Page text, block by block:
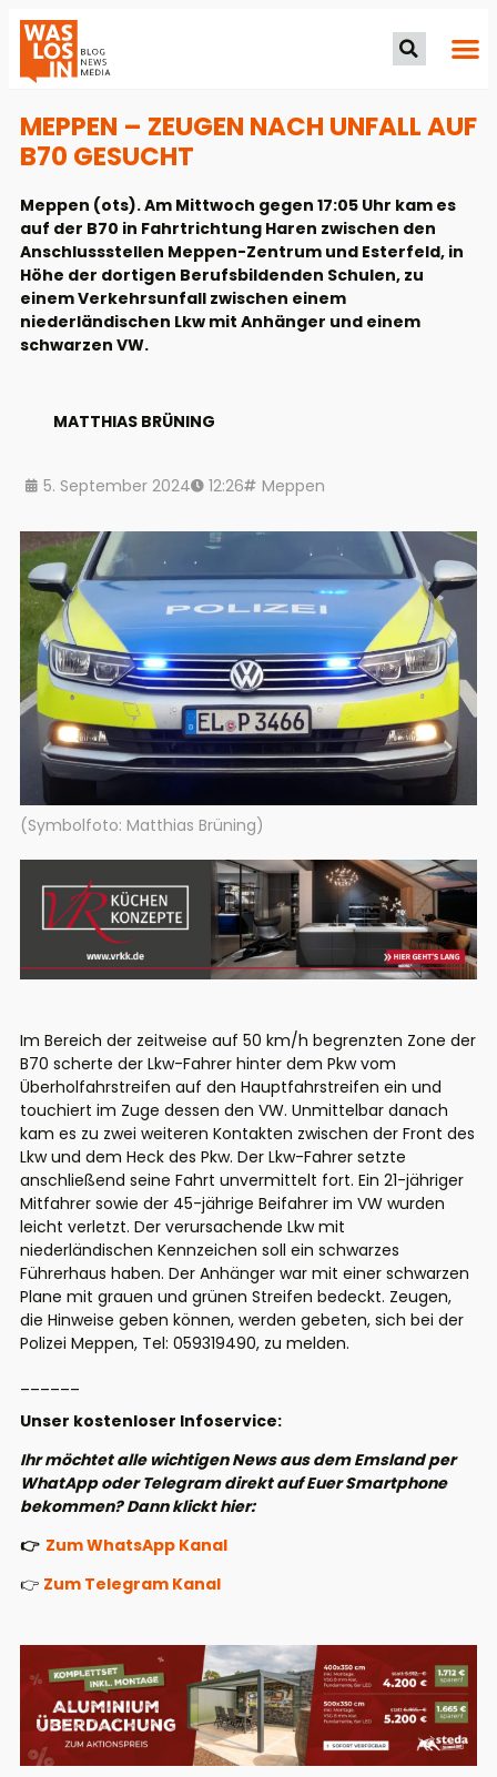
MEPPEN – ZEUGEN NACH UNFALL AUF
B70 GESUCHT
Meppen (ots). Am Mittwoch gegen 17:05 Uhr kam es
auf der B70 in Fahrtrichtung Haren zwischen den
Anschlussstellen Meppen-Zentrum und Esterfeld, in
Höhe der dortigen Berufsbildenden Schulen, zu
einem Verkehrsunfall zwischen einem
niederländischen Lkw mit Anhänger und einem
schwarzen VW.
MATTHIAS BRÜNING
5. September 2024 12:26 Meppen
(Symbolfoto: Matthias Brüning)
Im Bereich der zeitweise auf 50 km/h begrenzten Zone der
B70 scherte der Lkw-Fahrer hinter dem Pkw vom
Überholfahrstreifen auf den Hauptfahrstreifen ein und
touchiert im Zuge dessen den VW. Unmittelbar danach
kam es zu zwei weiteren Kontakten zwischen der Front des
Lkw und dem Heck des Pkw. Der Lkw-Fahrer setzte
anschließend seine Fahrt unvermittelt fort. Ein 21-jähriger
Mitfahrer sowie der 45-jährige Beifahrer im VW wurden
leicht verletzt. Der verursachende Lkw mit
niederländischen Kennzeichen soll ein schwarzes
Führerhaus haben. Der Anhänger war mit einer schwarzen
Plane mit grauen und grünen Streifen bedeckt. Zeugen,
die Hinweise geben können, werden gebeten, sich bei der
Polizei Meppen, Tel: 059319490, zu melden.
Unser kostenloser Infoservice:
Ihr möchtet alle wichtigen News aus dem Emsland per
WhatApp oder Telegram direkt auf Euer Smartphone
bekommen? Dann klickt hier:
👉 Zum WhatsApp Kanal
👉 Zum Telegram Kanal